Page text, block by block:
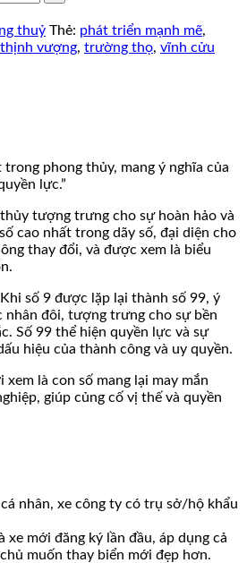
thuỷ Thẻ: phát triển mạnh mẽ,
thịnh vượng, trường thọ, vĩnh cửu
trong phong thủy, mang ý nghĩa của
lực.”
tượng trưng cho sự hoàn hảo và
cao nhất trong dãy số, đại diện cho
thay đổi, và được xem là biểu
số 9 được lặp lại thành số 99, ý
nhân đôi, tượng trưng cho sự bền
Số 99 thể hiện quyền lực và sự
hiệu của thành công và uy quyền.
là con số mang lại may mắn
giúp củng cố vị thế và quyền
nhân, xe công ty có trụ sở/hộ khẩu
xe mới đăng ký lần đầu, áp dụng cả
muốn thay biển mới đẹp hơn.